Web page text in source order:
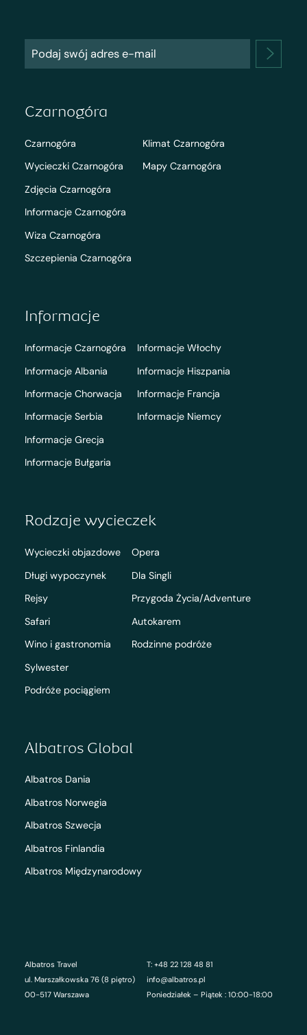
Czarnogóra
Czarnogóra
Wycieczki Czarnogóra
Zdjęcia Czarnogóra
Informacje Czarnogóra
Wiza Czarnogóra
Szczepienia Czarnogóra
Klimat Czarnogóra
Mapy Czarnogóra
Informacje
Informacje Czarnogóra
Informacje Albania
Informacje Chorwacja
Informacje Serbia
Informacje Grecja
Informacje Bułgaria
Informacje Włochy
Informacje Hiszpania
Informacje Francja
Informacje Niemcy
Albatros Travel
ul. Marszałkowska 76 (8 piętro)
00-517 Warszawa
T: +48 22 128 48 81
info@albatros.pl
Poniedziałek – Piątek : 10:00-18:00
Rodzaje wycieczek
Wycieczki objazdowe
Długi wypoczynek
Rejsy
Safari
Wino i gastronomia
Sylwester
Podróże pociągiem
Opera
Dla Singli
Przygoda Życia/Adventure
Autokarem
Rodzinne podróże
Albatros Global
Albatros Dania
Albatros Norwegia
Albatros Szwecja
Albatros Finlandia
Albatros Międzynarodowy